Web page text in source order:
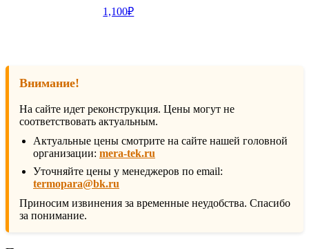
1,100₽
Внимание!
На сайте идет реконструкция. Цены могут не
соответствовать актуальным.
Актуальные цены смотрите на сайте нашей головной
организации: mera-tek.ru
Уточняйте цены у менеджеров по email:
termopara@bk.ru
Приносим извинения за временные неудобства. Спасибо
за понимание.